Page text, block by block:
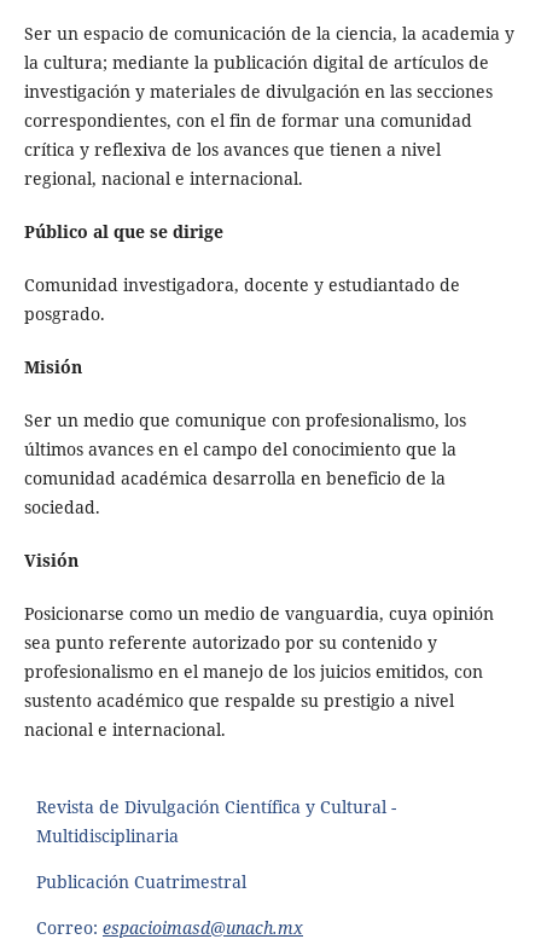
Ser un espacio de comunicación de la ciencia, la academia y
la cultura; mediante la publicación digital de artículos de
investigación y materiales de divulgación en las secciones
correspondientes, con el fin de formar una comunidad
crítica y reflexiva de los avances que tienen a nivel
regional, nacional e internacional.
Público al que se dirige
Comunidad investigadora, docente y estudiantado de
posgrado.
Misión
Ser un medio que comunique con profesionalismo, los
últimos avances en el campo del conocimiento que la
comunidad académica desarrolla en beneficio de la
sociedad.
Visión
Posicionarse como un medio de vanguardia, cuya opinión
sea punto referente autorizado por su contenido y
profesionalismo en el manejo de los juicios emitidos, con
sustento académico que respalde su prestigio a nivel
nacional e internacional.
Revista de Divulgación Científica y Cultural -
Multidisciplinaria
Publicación Cuatrimestral
Correo: espacioimasd@unach.mx